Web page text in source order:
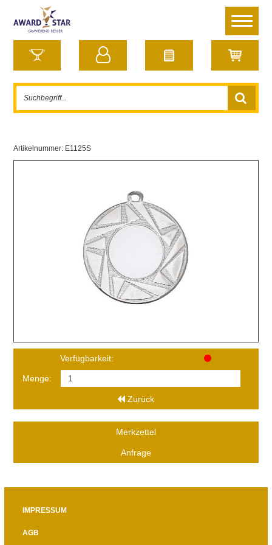
Artikelnummer: E1125S
Verfügbarkeit:
Menge:
Zurück
Merkzettel
Anfrage
IMPRESSUM
AGB